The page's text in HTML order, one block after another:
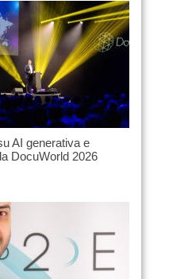
AI generativa e
DocuWorld 2026